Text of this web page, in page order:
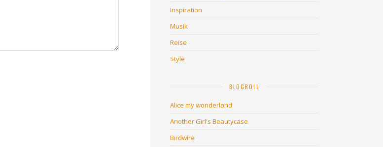
Inspiration
Musik
Reise
Style
BLOGROLL
Alice my wonderland
Another Girl's Beautycase
Birdwire